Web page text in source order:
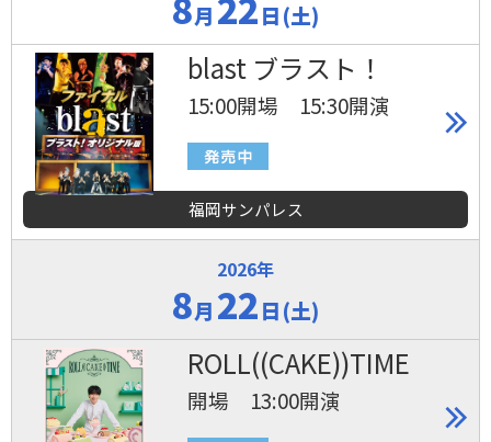
月 日(土)
blast ブラスト！
15:00開場 15:30開演
福岡サンパレス
2026年
8月 22日(土)
ROLL((CAKE))TIME
開場 13:00開演